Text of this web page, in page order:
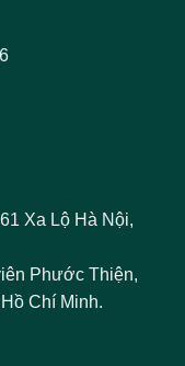
Xa Lộ Hà Nội,
Phước Thiện,
Chí Minh.